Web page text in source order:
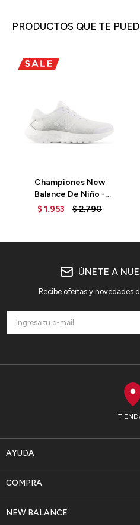
PRODUCTOS QUE TE
Championes New
Balance De Niño -
PP520WW8 - WHITE
$ 1.953 $2.790
AYUDA
NEW BALANCE
COMPRA
ÚNETE A
Recibe ofertas y novedades